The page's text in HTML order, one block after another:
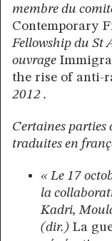
membre du
Contemporary
Fellowship du St
ouvrage
the rise of anti-
2012 .
Certaines parties
traduites en
« Le 17
la
Kadri,
(dir.) La